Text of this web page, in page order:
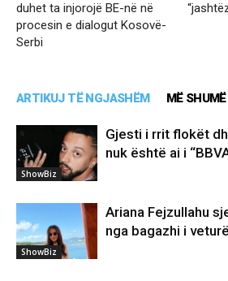
duhet ta injorojë BE-në në
procesin e dialogut Kosovë-
Serbi
ARTIKUJ TË NGJASHËM MË
ShowBiz
Gjesti i rrit flokët
nuk është ai i
ShowBiz
Ariana Fejzullahu
nga bagazhi i